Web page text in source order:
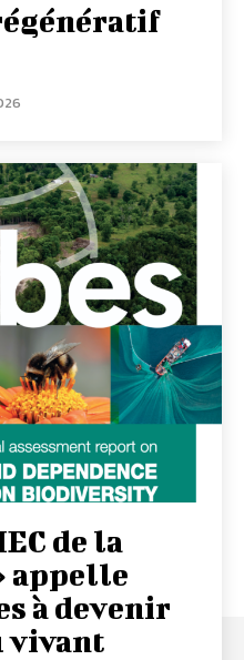
de la
appelle
à devenir
vivant